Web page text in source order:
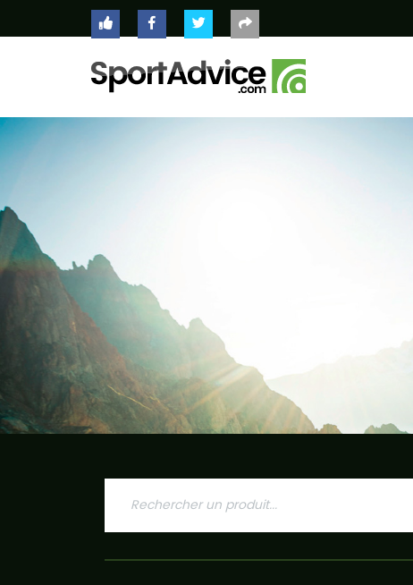
ACCUEIL
CONSEILS
CONTACT